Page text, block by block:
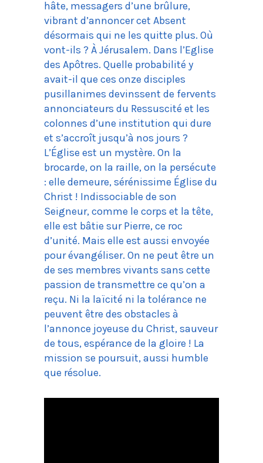
hâte, messagers d’une brûlure,
vibrant d’annoncer cet Absent
désormais qui ne les quitte plus. Où
vont-ils ? À Jérusalem. Dans l’Eglise
des Apôtres. Quelle probabilité y
avait-il que ces onze disciples
pusillanimes devinssent de fervents
annonciateurs du Ressuscité et les
colonnes d’une institution qui dure
et s’accroît jusqu’à nos jours ?
L’Église est un mystère. On la
brocarde, on la raille, on la persécute
: elle demeure, sérénissime Église du
Christ ! Indissociable de son
Seigneur, comme le corps et la tête,
elle est bâtie sur Pierre, ce roc
d’unité. Mais elle est aussi envoyée
pour évangéliser. On ne peut être un
de ses membres vivants sans cette
passion de transmettre ce qu’on a
reçu. Ni la laïcité ni la tolérance ne
peuvent être des obstacles à
l’annonce joyeuse du Christ, sauveur
de tous, espérance de la gloire ! La
mission se poursuit, aussi humble
que résolue.